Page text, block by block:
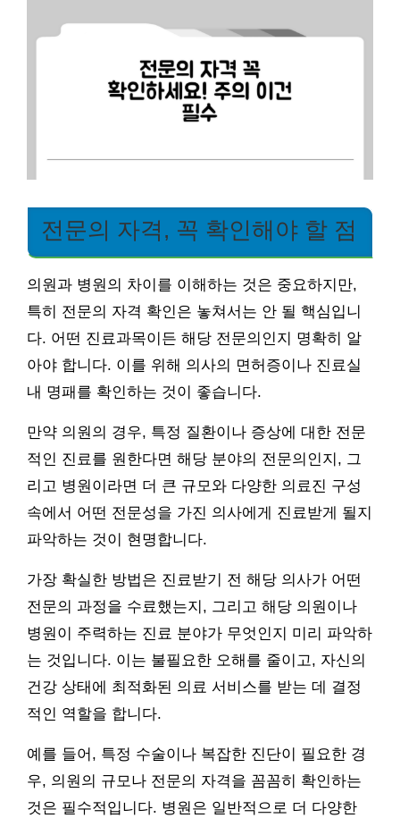
전문의 자격, 꼭 확인해야 할 점
의원과 병원의 차이를 이해하는 것은 중요하지만,
특히 전문의 자격 확인은 놓쳐서는 안 될 핵심입니
다. 어떤 진료과목이든 해당 전문의인지 명확히 알
아야 합니다. 이를 위해 의사의 면허증이나 진료실
내 명패를 확인하는 것이 좋습니다.
만약 의원의 경우, 특정 질환이나 증상에 대한 전문
적인 진료를 원한다면 해당 분야의 전문의인지, 그
리고 병원이라면 더 큰 규모와 다양한 의료진 구성
속에서 어떤 전문성을 가진 의사에게 진료받게 될지
파악하는 것이 현명합니다.
가장 확실한 방법은 진료받기 전 해당 의사가 어떤
전문의 과정을 수료했는지, 그리고 해당 의원이나
병원이 주력하는 진료 분야가 무엇인지 미리 파악하
는 것입니다. 이는 불필요한 오해를 줄이고, 자신의
건강 상태에 최적화된 의료 서비스를 받는 데 결정
적인 역할을 합니다.
예를 들어, 특정 수술이나 복잡한 진단이 필요한 경
우, 의원의 규모나 전문의 자격을 꼼꼼히 확인하는
것은 필수적입니다. 병원은 일반적으로 더 다양한